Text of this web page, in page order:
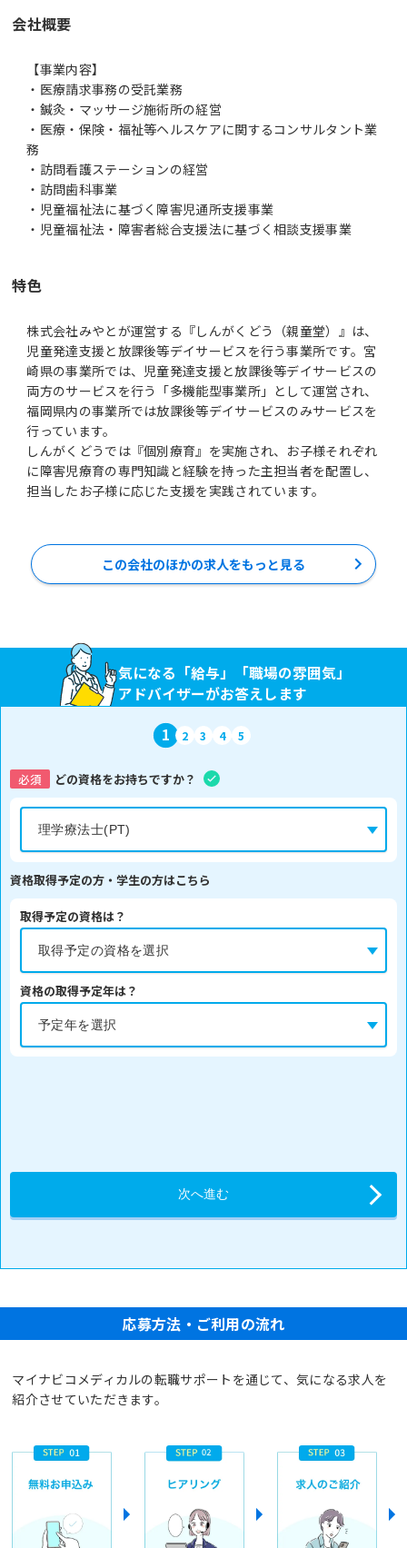
会社概要
【事業内容】
・医療請求事務の受託業務
・鍼灸・マッサージ施術所の経営
・医療・保険・福祉等ヘルスケアに関するコンサルタント業
務
・訪問看護ステーションの経営
・訪問歯科事業
・児童福祉法に基づく障害児通所支援事業
・児童福祉法・障害者総合支援法に基づく相談支援事業
特色
株式会社みやとが運営する『しんがくどう（親童堂）』は、
児童発達支援と放課後等デイサービスを行う事業所です。宮
崎県の事業所では、児童発達支援と放課後等デイサービスの
両方のサービスを行う「多機能型事業所」として運営され、
福岡県内の事業所では放課後等デイサービスのみサービスを
行っています。
しんがくどうでは『個別療育』を実施され、お子様それぞれ
に障害児療育の専門知識と経験を持った主担当者を配置し、
担当したお子様に応じた支援を実践されています。
この会社のほかの求人をもっと見る
気になる「給与」「職場の雰囲気」
アドバイザーがお答えします
1 2 3 4 5
必須 どの資格をお持ちですか？
資格取得予定の方・学生の方はこちら
取得予定の資格は？
資格の取得予定年は？
応募方法・ご利用の流れ
マイナビコメディカルの転職サポートを通じて、気になる求人を
紹介させていただきます。